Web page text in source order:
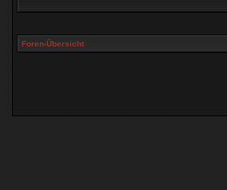
Foren-Übersicht